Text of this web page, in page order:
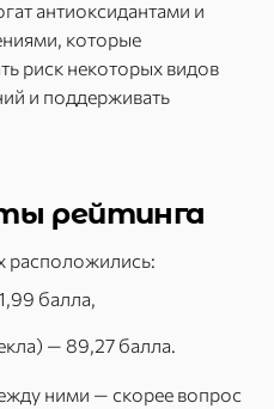
антиоксидантами и
которые
риск некоторых видов
и поддерживать
рейтинга
расположились:
балла,
— 89,27 балла.
ними — скорее вопрос